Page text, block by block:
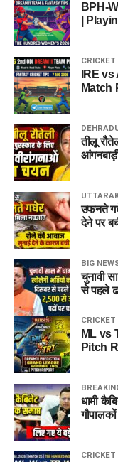
BPH-
|
CRICKET
IRE
Match
तीलू
उफनते
देने पर
BIG
चुनावी
से पहले
CRICKET
ML vs
Pitch
धामी
CRICKET